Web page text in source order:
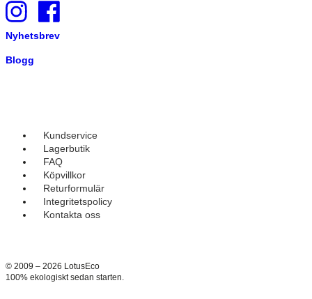
Nyhetsbrev
Blogg
Kundservice
Lagerbutik
FAQ
Köpvillkor
Returformulär
Integritetspolicy
Kontakta oss
© 2009 – 2026 LotusEco
100% ekologiskt sedan starten.